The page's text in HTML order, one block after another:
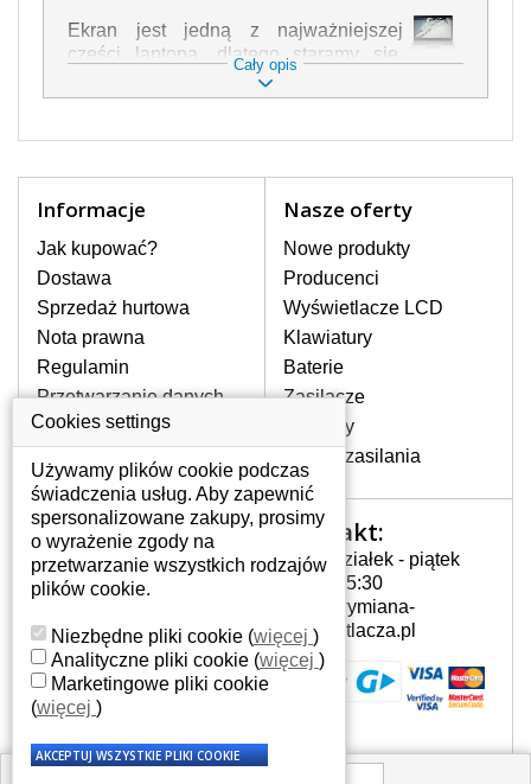
Ekran jest jedną z najważniejszej
części laptopa, dlatego staramy się,
żeby był jak najwyższej jakości. Służy
on do wyświetlania tekstu lub obrazu w
z nim z jak największą ostrożnością. Do
zaliczyć uszkodzenia mechaniczne np.
rozbity lub pęknięty ekran, następnie
pojawiające się pionowe pasy, ciemny
ekran, migotanie lub nierównomierną
jasność ekranu.
NAJWYŻSZEJ JAKOŚCI!
W naszym magazynie przez
cały okres gwarancji posiadamy
wyłącznie wysokiej jakości
oryginalne matryce klasy A+ bez
wadliwych pikseli.
JAK WYBRAĆ ODPOWIEDNI EKRAN
DO LAPTOPA ACER ASPIRE 5741-
Odpowiedni ekran można dobrać do
konkretnego modelu laptopa, którego
oznaczenie można znaleźć na naklejce
na spodzie laptopa lub pod baterią, bywa
obudowie klawiatury. Jeżeli zepsuty lub
Cały opis
Informacje
Jak kupować?
Dostawa
Sprzedaż hurtowa
Nota prawna
Regulamin
Przetwarzanie danych
osobowych
Gdzie nas znajdziesz
Nasze oferty
Nowe produkty
Producenci
Wyświetlacze LCD
Klawiatury
Baterie
Zasilacze
Zawiasy
Złącza zasilania
Twoje konto
Twoje konto
Dane osobowe
Adresy
Historia zamówień
Kontakt:
Poniedziałek - piątek
7:00 - 15:30
info@wymiana-
wyswietlacza.pl
Cookies settings
Używamy plików cookie podczas
świadczenia usług. Aby zapewnić
spersonalizowane zakupy, prosimy
o wyrażenie zgody na
przetwarzanie wszystkich rodzajów
plików cookie.
Niezbędne pliki cookie (więcej )
Analityczne pliki cookie (więcej )
Marketingowe pliki cookie
(więcej )